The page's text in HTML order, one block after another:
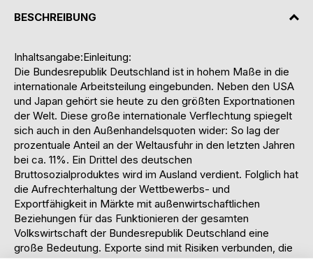
BESCHREIBUNG
Inhaltsangabe:Einleitung:
Die Bundesrepublik Deutschland ist in hohem Maße in die
internationale Arbeitsteilung eingebunden. Neben den USA
und Japan gehört sie heute zu den größten Exportnationen
der Welt. Diese große internationale Verflechtung spiegelt
sich auch in den Außenhandelsquoten wider: So lag der
prozentuale Anteil an der Weltausfuhr in den letzten Jahren
bei ca. 11%. Ein Drittel des deutschen
Bruttosozialproduktes wird im Ausland verdient. Folglich hat
die Aufrechterhaltung der Wettbewerbs- und
Exportfähigkeit in Märkte mit außenwirtschaftlichen
Beziehungen für das Funktionieren der gesamten
Volkswirtschaft der Bundesrepublik Deutschland eine
große Bedeutung. Exporte sind mit Risiken verbunden, die